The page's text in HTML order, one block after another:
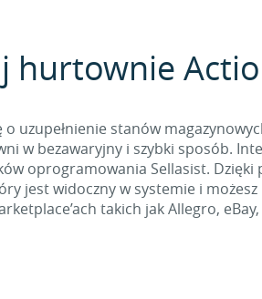
hurtownie
o uzupełnienie stanów
w bezawaryjny i szybki sposób.
oprogramowania Sellasist. Dzięki
jest widoczny w systemie i
takich jak Allegro,